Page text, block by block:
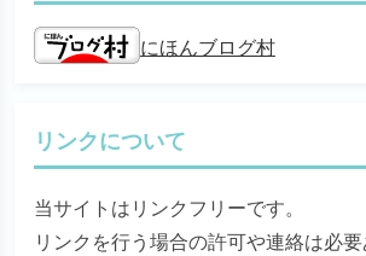
にほんブログ村
リンクについて
当サイトはリンクフリーです。
リンクを行う場合の許可や連絡は必要